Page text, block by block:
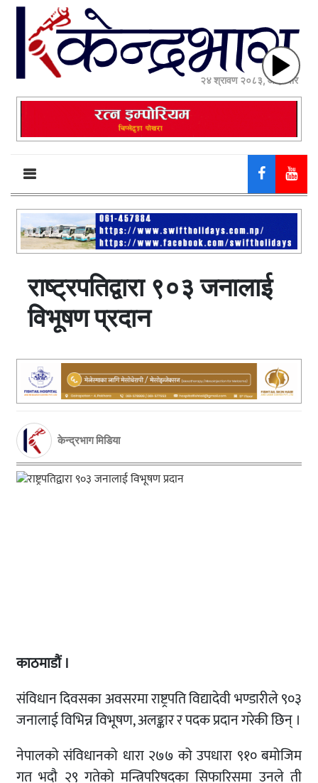
२४ श्रावण २०८३, आईतवार
राष्ट्रपतिद्वारा ९०३ जनालाई
विभूषण प्रदान
केन्द्रभाग मिडिया
काठमाडौं ।
संविधान दिवसका अवसरमा राष्ट्रपति विद्यादेवी भण्डारीले ९०३
जनालाई विभिन्न विभूषण, अलङ्कार र पदक प्रदान गरेकी छिन् ।
नेपालको संविधानको धारा २७७ को उपधारा ९१० बमोजिम
गत भदौ २९ गतेको मन्त्रिपरिषद्का सिफारिसमा उनले ती